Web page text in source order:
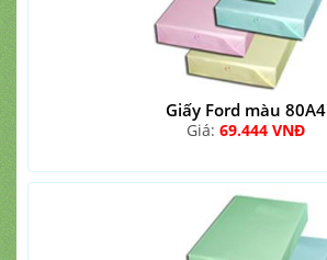
Giấy Ford màu 80A4
Giá: 69.444 VNĐ